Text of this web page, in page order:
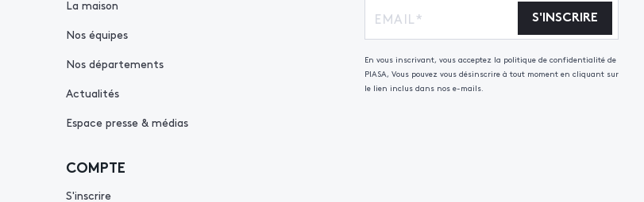
La maison
Nos équipes
Nos départements
Actualités
Espace presse & médias
COMPTE
S'inscrire
S'INSCRIRE
En vous inscrivant, vous acceptez la politique de confidentialité de
PIASA, Vous pouvez vous désinscrire à tout moment en cliquant sur
le lien inclus dans nos e-mails.